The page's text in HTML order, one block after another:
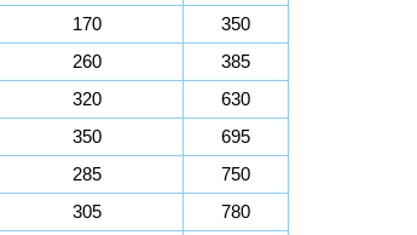
170
350
260
385
320
630
350
695
285
750
305
780